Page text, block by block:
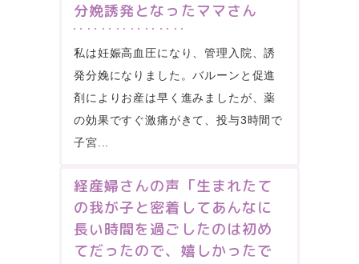
分娩誘発となったママさん
私は妊娠高血圧になり、管理入院、誘
発分娩になりました。バルーンと促進
剤によりお産は早く進みましたが、薬
の効果ですぐ激痛がきて、投与3時間で
子宮...
経産婦さんの声「生まれたて
の我が子と密着してあんなに
長い時間を過ごしたのは初め
てだったので、嬉しかったで